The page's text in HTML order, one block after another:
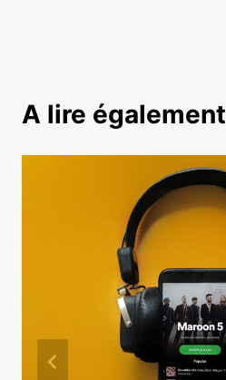
A lire également